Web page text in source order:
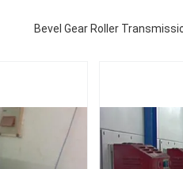
Bevel Gear Roller